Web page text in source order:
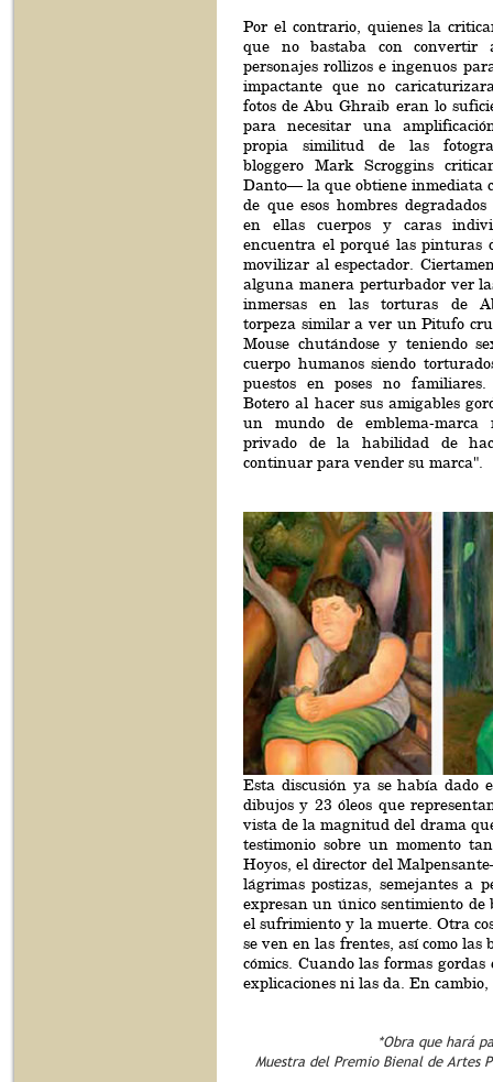
Por el contrario, quienes la
que no bastaba con convertir
personajes rollizos e ingenuos
impactante que no
fotos de Abu Ghraib eran lo
para necesitar una
propia similitud de las
bloggero Mark Scroggins
Danto— la que obtiene inmediata
de que esos hombres
en ellas cuerpos y caras
encuentra el porqué las pinturas
movilizar al espectador.
alguna manera perturbador ver
inmersas en las torturas de
torpeza similar a ver un Pitufo
Mouse chutándose y teniendo
cuerpo humanos siendo
puestos en poses no
Botero al hacer sus amigables
un mundo de emblema-marca
privado de la habilidad de
continuar para vender su marca".
Esta discusión ya se había dado
dibujos y 23 óleos que
vista de la magnitud del drama
testimonio sobre un momento
Hoyos, el director del
lágrimas postizas, semejantes a
expresan un único sentimiento de
el sufrimiento y la muerte. Otra
se ven en las frentes, así como las
cómics. Cuando las formas
explicaciones ni las da. En
*Obra que hará
Muestra del Premio Bienal de Artes